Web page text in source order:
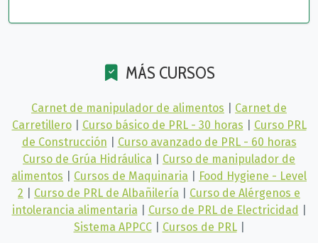
MÁS CURSOS
Carnet de manipulador de alimentos
Carnet de
Carretillero
Curso básico de PRL - 30 horas
Curso PRL
de Construcción
Curso avanzado de PRL - 60 horas
Curso de Grúa Hidráulica
Curso de manipulador de
alimentos
Cursos de Maquinaria
Food Hygiene - Level
2
Curso de PRL de Albañilería
Curso de Alérgenos e
intolerancia alimentaria
Curso de PRL de Electricidad
Sistema APPCC
Cursos de PRL